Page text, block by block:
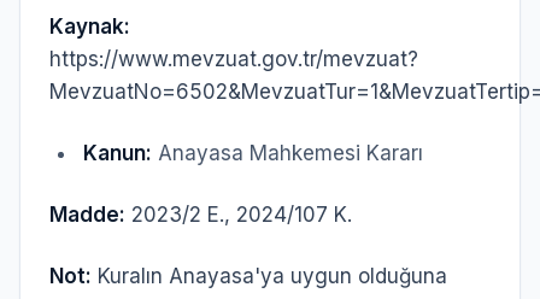
Kaynak:
https://www.mevzuat.gov.tr/mevzuat?
Kanun: Anayasa Mahkemesi Kararı
Madde: 2023/2 E., 2024/107 K.
Not: Kuralın Anayasa'ya uygun olduğuna